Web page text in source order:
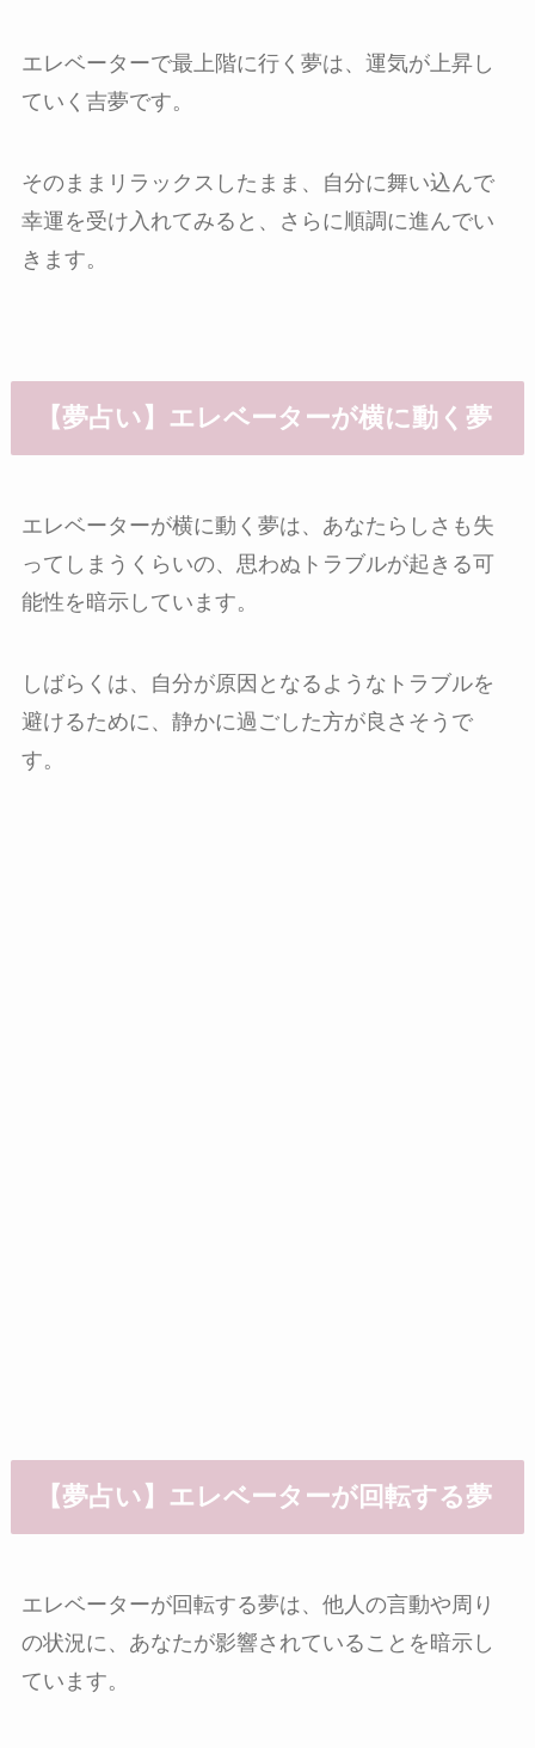
エレベーターで最上階に行く夢は、運気が上昇し
ていく吉夢です。
そのままリラックスしたまま、自分に舞い込んで
幸運を受け入れてみると、さらに順調に進んでい
きます。
【夢占い】エレベーターが横に動く夢
エレベーターが横に動く夢は、あなたらしさも失
ってしまうくらいの、思わぬトラブルが起きる可
能性を暗示しています。
しばらくは、自分が原因となるようなトラブルを
避けるために、静かに過ごした方が良さそうで
す。
【夢占い】エレベーターが回転する夢
エレベーターが回転する夢は、他人の言動や周り
の状況に、あなたが影響されていることを暗示し
ています。